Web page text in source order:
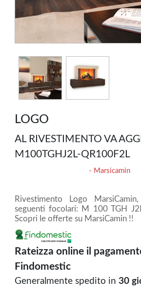
LOGO
AL RIVESTIMENTO VA
M100TGHJ2L-QR100F2L
- Marsicamin
Rivestimento Logo
seguenti focolari: M 100 TGH
Scopri le offerte su MarsiCamin !!
Rateizza online il
Findomestic
Generalmente spedito in 30